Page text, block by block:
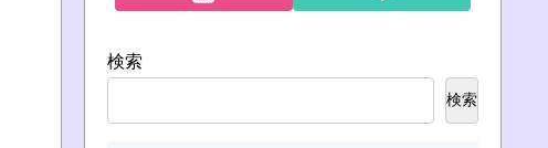
検索
検索